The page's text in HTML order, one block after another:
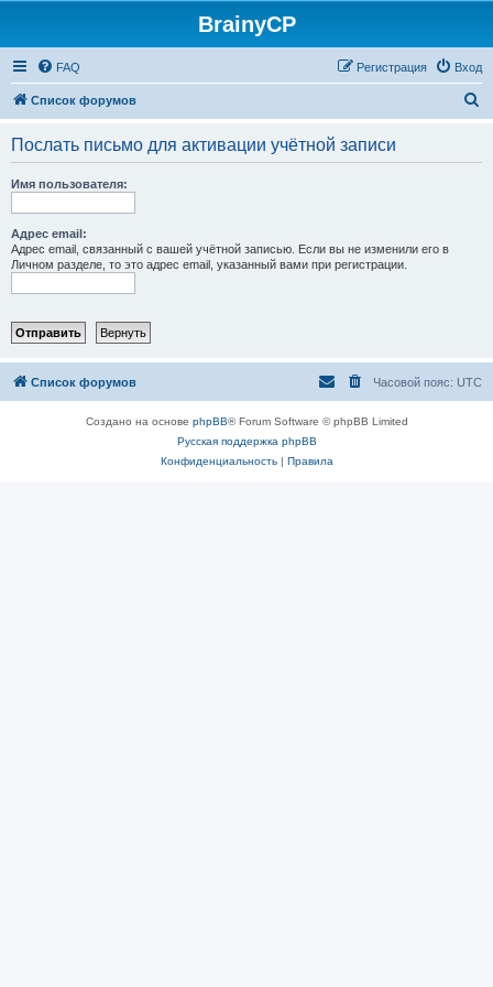
BrainyCP
FAQ Вход
Регистрация
Список форумов
Послать письмо для активации учётной записи
Имя пользователя:
Адрес email:
Адрес email, связанный с вашей учётной записью. Если вы не изменили его в
Личном разделе, то это адрес email, указанный вами при регистрации.
Список форумов Часовой пояс: UTC
Создано на основе phpBB® Forum Software © phpBB Limited
Русская поддержка phpBB
Конфиденциальность| Правила